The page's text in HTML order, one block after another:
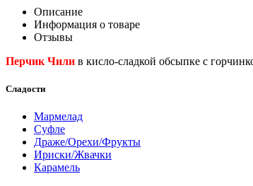
Описание
Информация о товаре
Отзывы
Перчик Чили в кисло-сладкой обсыпке с
Сладости
Мармелад
Суфле
Драже/Орехи/Фрукты
Ириски/Жвачки
Карамель